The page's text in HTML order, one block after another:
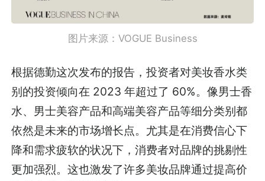
图片来源：VOGUE Business
根据德勤这次发布的报告，投资者对美妆香水类
别的投资倾向在 2023 年超过了 60%。像男士香
水、男士美容产品和高端美容产品等细分类别都
依然是未来的市场增长点。尤其是在消费信心下
降和需求疲软的状况下，消费者对品牌的挑剔性
更加强烈。这也激发了许多美妆品牌通过提高价